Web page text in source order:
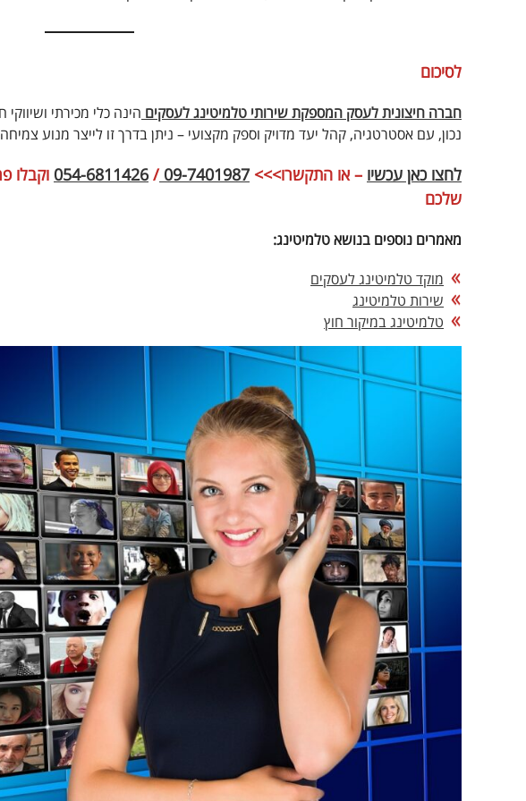
לסיכום
חברה חיצונית לעסק המספקת שירותי טלמיטינג לעסקים
נכון, עם אסטרטגיה, קהל יעד מדויק וספק מקצועי – ניתן בדרך זו לייצר מנוע
לחצוכאן עכשיו – או התקשרו>>>09-7401987
/
054-6811426 וקבלו
שלכם
מאמרים נוספים בנושא טלמיטינג:
מוקד טלמיטינג לעסקים
שירות טלמיטינג
טלמיטינג במיקור חוץ